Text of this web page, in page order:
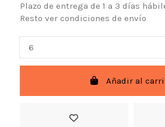
Plazo de entrega de 1 a 3 días
Resto ver condiciones de envío
Añadir al